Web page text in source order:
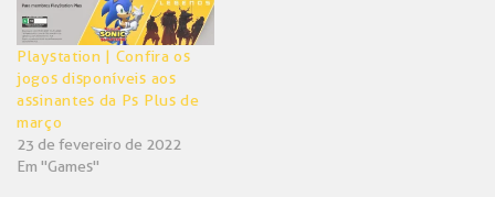
Playstation | Confira os
jogos disponíveis aos
assinantes da Ps Plus de
março
23 de fevereiro de 2022
Em "Games"